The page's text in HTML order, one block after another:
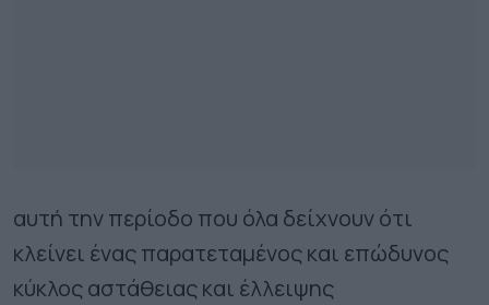
αυτή την περίοδο που όλα δείχνουν ότι
κλείνει ένας παρατεταμένος και επώδυνος
κύκλος αστάθειας και έλλειψης